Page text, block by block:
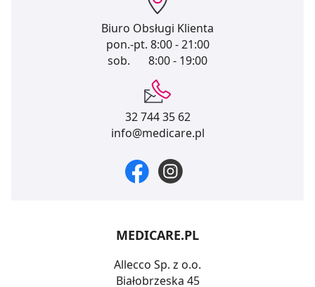
Biuro Obsługi Klienta
pon.-pt. 8:00 - 21:00
sob.
8:00 - 19:00
32 744 35 62
info@medicare.pl
MEDICARE.PL
Allecco Sp. z o.o.
Białobrzeska 45